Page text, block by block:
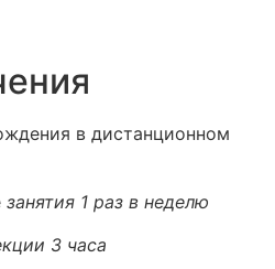
в дистанционном
занятия 1 раз в неделю
3 часа